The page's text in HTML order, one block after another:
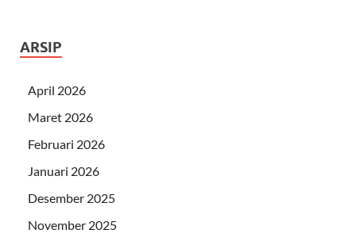
ARSIP
April 2026
Maret 2026
Februari 2026
Januari 2026
Desember 2025
November 2025